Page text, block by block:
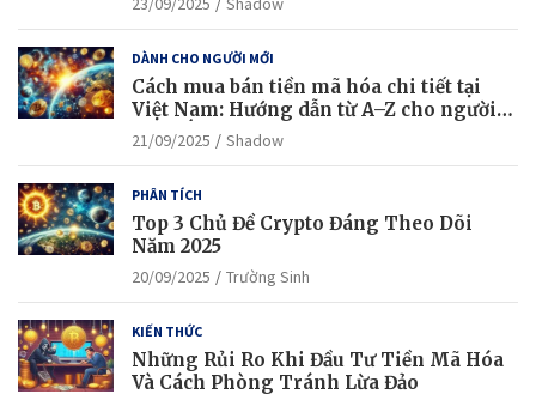
DÀNH CHO NGƯỜI MỚI
Cách mua bán tiền mã hóa chi tiết tại
Việt Nam: Hướng dẫn từ A–Z cho người
mới bắt đầu
21/09/2025 Shadow
PHÂN TÍCH
Top 3 Chủ Đề Crypto Đáng Theo Dõi
Năm 2025
20/09/2025 Trường Sinh
KIẾN THỨC
Những Rủi Ro Khi Đầu Tư Tiền Mã Hóa
Và Cách Phòng Tránh Lừa Đảo